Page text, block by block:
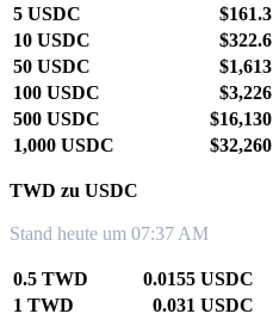
5 USDC
$161.3
10 USDC
$322.6
50 USDC
$1,613
100 USDC
$3,226
500 USDC
$16,130
1,000 USDC
$32,260
TWD zu USDC
Stand heute um 07:37 AM
0.5 TWD
0.0155 USDC
1 TWD
0.031 USDC